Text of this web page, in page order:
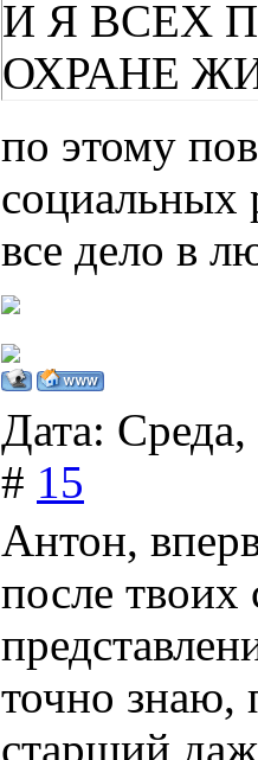
И Я ВСЕХ
ОХРАНЕ
по этому
социальных
все дело в
Дата:
# 15
Антон,
после твоих
точно знаю,
старший